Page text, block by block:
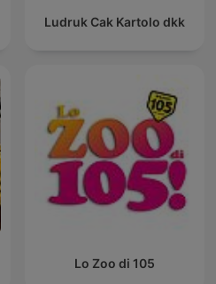
Ludruk Cak Kartolo dkk
Lo Zoo di 105